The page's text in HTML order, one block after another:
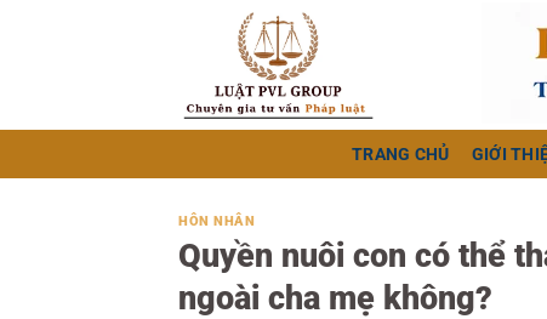
TRANG CHỦ GIỚI
HÔN NHÂN
Quyền nuôi con có thể
ngoài cha mẹ không?